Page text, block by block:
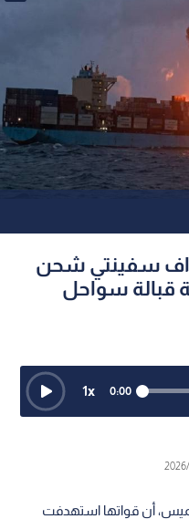
سفينتي شحن
قبالة سواحل
0:00
1x
أن قواتها استهدفت